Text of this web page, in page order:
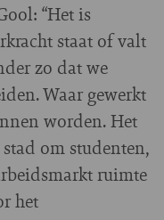
“Het is
staat of valt
zo dat we
Waar gewerkt
worden. Het
om studenten,
ruimte
het